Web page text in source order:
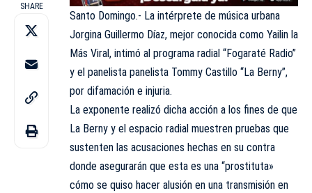
SHARE
Santo Domingo.- La intérprete de música urbana
Jorgina Guillermo Díaz, mejor conocida como Yailin la
Más Viral, intimó al programa radial “Fogaraté Radio”
y el panelista panelista Tommy Castillo “La Berny”,
por difamación e injuria.
La exponente realizó dicha acción a los fines de que
La Berny y el espacio radial muestren pruebas que
sustenten las acusaciones hechas en su contra
donde asegurarán que esta es una “prostituta»
cómo se quiso hacer alusión en una transmisión en